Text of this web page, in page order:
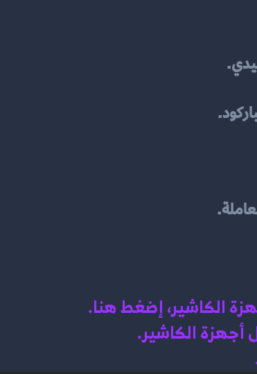
الكاشير، إضغط هنا.
الكاشير.